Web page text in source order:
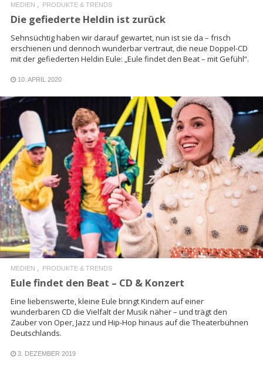
MEDIEN PRODUKTE & TRENDS
Die gefiederte Heldin ist zurück
Sehnsüchtig haben wir darauf gewartet, nun ist sie da – frisch
erschienen und dennoch wunderbar vertraut, die neue Doppel-CD
mit der gefiederten Heldin Eule: „Eule findet den Beat – mit Gefühl“.
10. APRIL 2020
READ MORE
MEDIEN PRODUKTE & TRENDS
Eule findet den Beat – CD & Konzert
Eine liebenswerte, kleine Eule bringt Kindern auf einer
wunderbaren CD die Vielfalt der Musik näher – und trägt den
Zauber von Oper, Jazz und Hip-Hop hinaus auf die Theaterbühnen
Deutschlands.
3. DEZEMBER 2019